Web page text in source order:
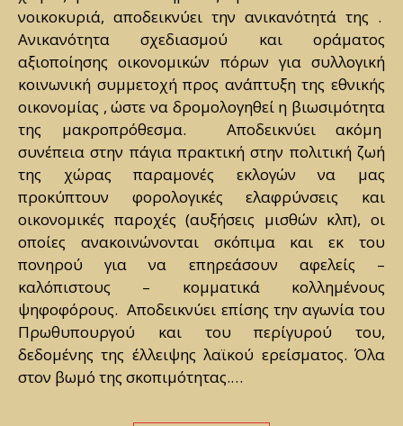
νοικοκυριά, αποδεικνύει την ανικανότητά της .
Ανικανότητα σχεδιασμού και οράματος
αξιοποίησης οικονομικών πόρων για συλλογική
κοινωνική συμμετοχή προς ανάπτυξη της εθνικής
οικονομίας , ώστε να δρομολογηθεί η βιωσιμότητα
της μακροπρόθεσμα. Αποδεικνύει ακόμη
συνέπεια στην πάγια πρακτική στην πολιτική ζωή
της χώρας παραμονές εκλογών να μας
προκύπτουν φορολογικές ελαφρύνσεις και
οικονομικές παροχές (αυξήσεις μισθών κλπ), οι
οποίες ανακοινώνονται σκόπιμα και εκ του
πονηρού για να επηρεάσουν αφελείς –
καλόπιστους – κομματικά κολλημένους
ψηφοφόρους. Αποδεικνύει επίσης την αγωνία του
Πρωθυπουργού και του περίγυρού του,
δεδομένης της έλλειψης λαϊκού ερείσματος. Όλα
στον βωμό της σκοπιμότητας.…